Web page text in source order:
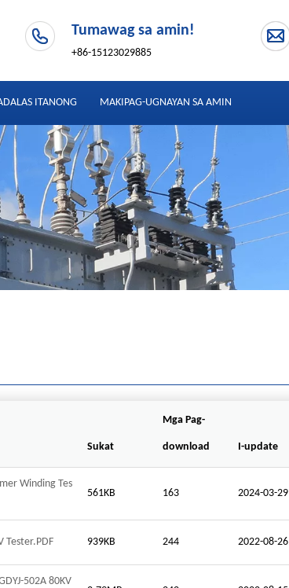
Tumawag sa amin!
+86-15123029885
ITANONG MAKIPAG-UGNAYAN SA AMIN
Sukat
Mga Pag-
download I-update
Winding Tes
561KB 163 2024-03-29
Tester.PDF 939KB 244 2022-08-26
502A 80KV